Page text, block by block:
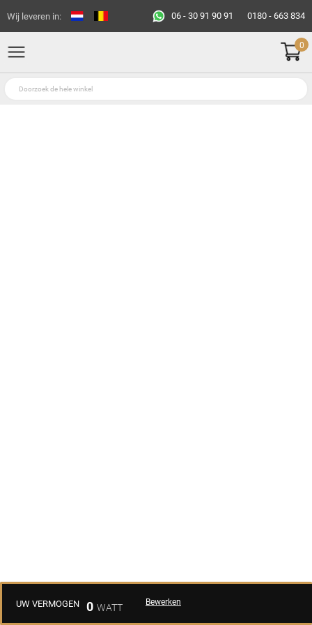
Wij leveren in: 06 - 30 91 90 91 0180 - 663 834
0
UW VERMOGEN 0 Bewerken